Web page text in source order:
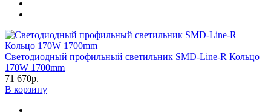
Светодиодный профильный светильник SMD-Line-R Кольцо
170W 1700mm
71 670р.
В корзину